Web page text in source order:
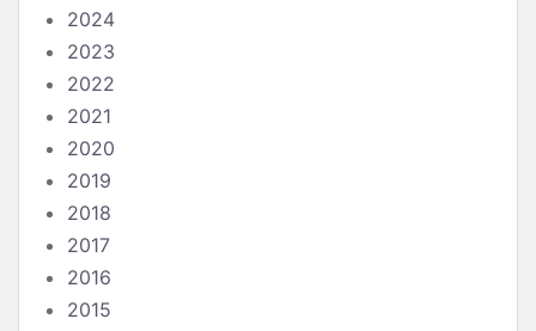
2024
2023
2022
2021
2020
2019
2018
2017
2016
2015